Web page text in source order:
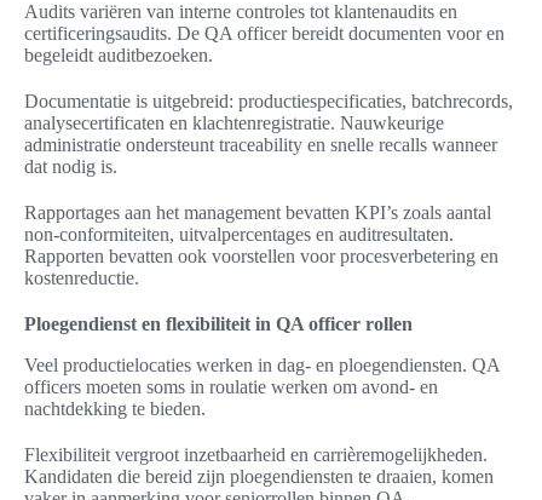
Audits variëren van interne controles tot klantenaudits en
certificeringsaudits. De QA officer bereidt documenten voor en
begeleidt auditbezoeken.
Documentatie is uitgebreid: productiespecificaties, batchrecords,
analysecertificaten en klachtenregistratie. Nauwkeurige
administratie ondersteunt traceability en snelle recalls wanneer
dat nodig is.
Rapportages aan het management bevatten KPI’s zoals aantal
non-conformiteiten, uitvalpercentages en auditresultaten.
Rapporten bevatten ook voorstellen voor procesverbetering en
kostenreductie.
Ploegendienst en flexibiliteit in QA officer rollen
Veel productielocaties werken in dag- en ploegendiensten. QA
officers moeten soms in roulatie werken om avond- en
nachtdekking te bieden.
Flexibiliteit vergroot inzetbaarheid en carrièremogelijkheden.
Kandidaten die bereid zijn ploegendiensten te draaien, komen